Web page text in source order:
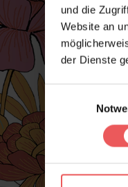
und die
Website an
der Dienste